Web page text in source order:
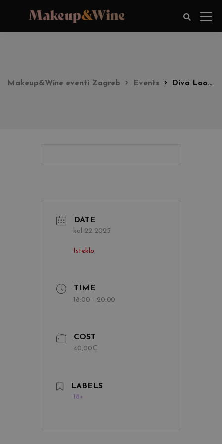
Makeup&Wine eventi Zagreb Events Diva Look party 18:00h
DATE
kol 22 2025
Isteklo
TIME
18:00 - 20:00
COST
40,00€
LABELS
18+